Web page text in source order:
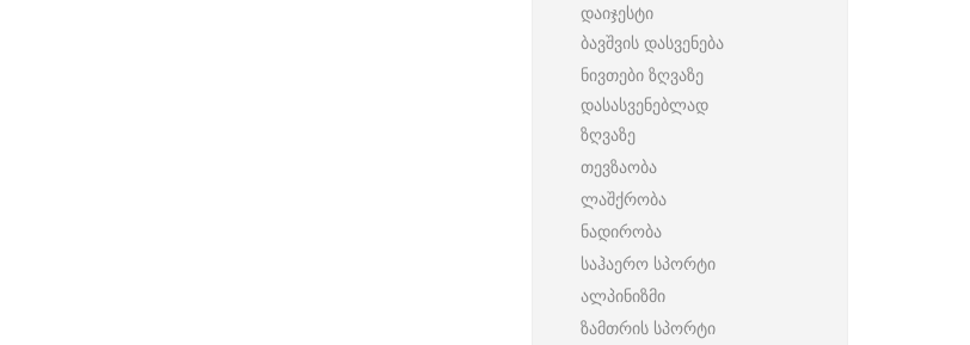
დაიჯესტი
ბავშვის დასვენება
ნივთები ზღვაზე
დასასვენებლად
ზღვაზე
თევზაობა
ლაშქრობა
ნადირობა
საჰაერო სპორტი
ალპინიზმი
ზამთრის სპორტი